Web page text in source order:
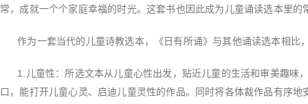
常，成就一个个家庭幸福的时光。这套书也因此成为儿童诵读选本里的
作为一套当代的儿童诗教选本，《日有所诵》与其他诵读选本相比
1.
儿童性：所选文本从儿童心性出发，贴近儿童的生活和审美趣味
口，能打开儿童心灵、启迪儿童灵性的作品。同时将各体裁作品有序地